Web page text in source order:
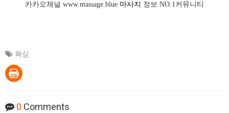
카카오채널 www.massage.blue 마사지 정보 NO.1커뮤니티
왁싱
0 Comments